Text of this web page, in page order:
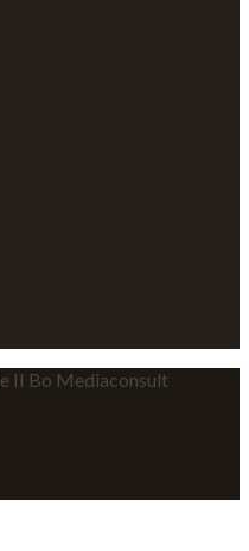
II Bo Mediaconsult